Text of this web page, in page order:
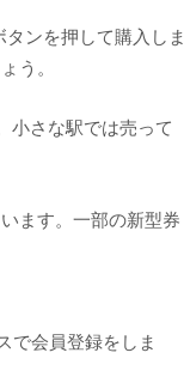
ンを押して購入しま
う。
小さな駅では売って
ます。一部の新型券
で会員登録をしま